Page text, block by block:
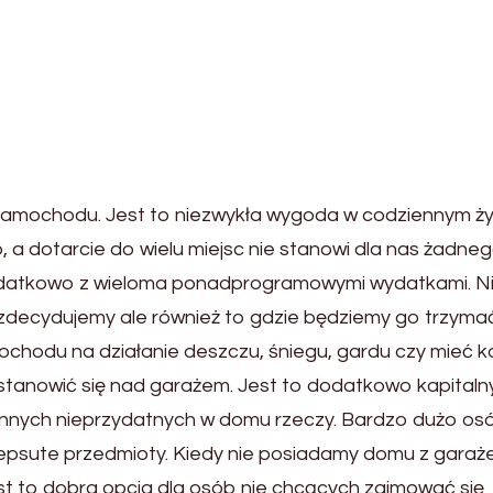
Jest to niezwykła wygoda w codziennym
a dotarcie do wielu miejsc nie stanowi dla nas
z wieloma ponadprogramowymi wydatkami.
ale również to gdzie będziemy go
na działanie deszczu, śniegu, gardu czy mieć
się nad garażem. Jest to dodatkowo
nieprzydatnych w domu rzeczy. Bardzo dużo
przedmioty. Kiedy nie posiadamy domu z
to dobra opcja dla osób nie chcących zajmować się